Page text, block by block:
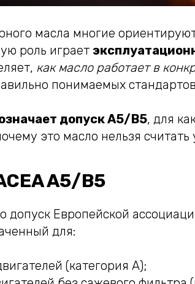
масла многие
роль играет
как масло работает в
понимаемых
допуск A5/B5, для
это масло нельзя
A5/B5
допуск Европейской
для:
(категория A);